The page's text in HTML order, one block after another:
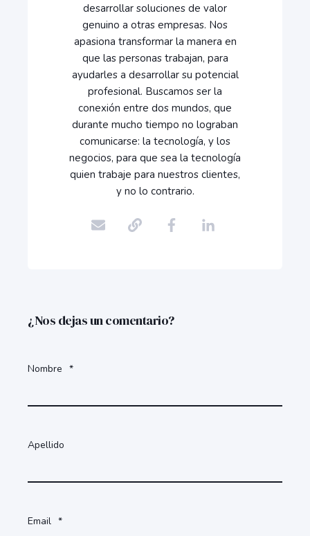
desarrollar soluciones de valor
genuino a otras empresas. Nos
apasiona transformar la manera en
que las personas trabajan, para
ayudarles a desarrollar su potencial
profesional. Buscamos ser la
conexión entre dos mundos, que
durante mucho tiempo no lograban
comunicarse: la tecnología, y los
negocios, para que sea la tecnología
quien trabaje para nuestros clientes,
y no lo contrario.
¿Nos dejas un comentario?
Nombre *
Apellido
Email *